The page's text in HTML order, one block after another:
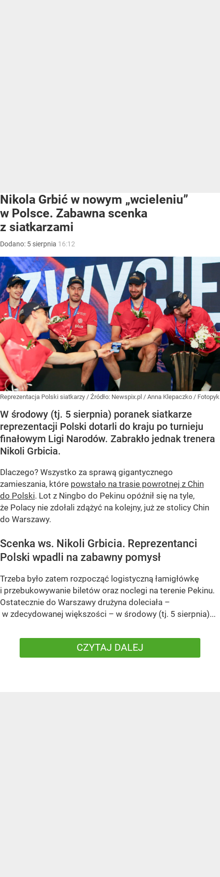
Nikola Grbić w nowym „wcieleniu”
w Polsce. Zabawna scenka
z siatkarzami
Dodano: 5 sierpnia 16:12
Reprezentacja Polski siatkarzy / Źródło: Newspix.pl / Anna Klepaczko / Fotopyk
W środowy (tj. 5 sierpnia) poranek siatkarze
reprezentacji Polski dotarli do kraju po turnieju
finałowym Ligi Narodów. Zabrakło jednak trenera
Nikoli Grbicia.
Dlaczego? Wszystko za sprawą gigantycznego
zamieszania, które powstało na trasie powrotnej z Chin
do Polski. Lot z Ningbo do Pekinu opóźnił się na tyle,
że Polacy nie zdołali zdążyć na kolejny, już ze stolicy Chin
do Warszawy.
Scenka ws. Nikoli Grbicia. Reprezentanci
Polski wpadli na zabawny pomysł
Trzeba było zatem rozpocząć logistyczną łamigłówkę
i przebukowywanie biletów oraz noclegi na terenie Pekinu.
Ostatecznie do Warszawy drużyna doleciała –
w zdecydowanej większości – w środowy (tj. 5 sierpnia)...
CZYTAJ DALEJ